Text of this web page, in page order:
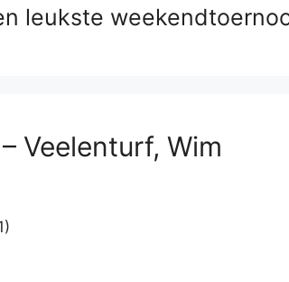
leukste
Veelenturf, Wim